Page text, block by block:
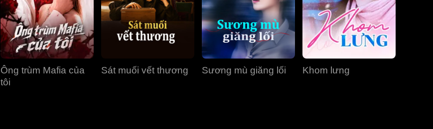
Tập 37 Tập 38 Tập 39
Tập 40
Ông trùm Mafia của
tôi
Sát muối vết thương Sương mù giăng lối Khom lưng